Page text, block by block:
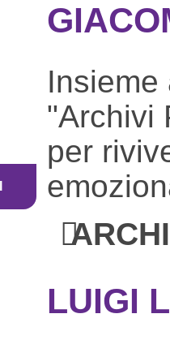
Insieme
"Archivi
per
LUIGI